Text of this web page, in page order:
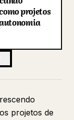
projetos
projetos de